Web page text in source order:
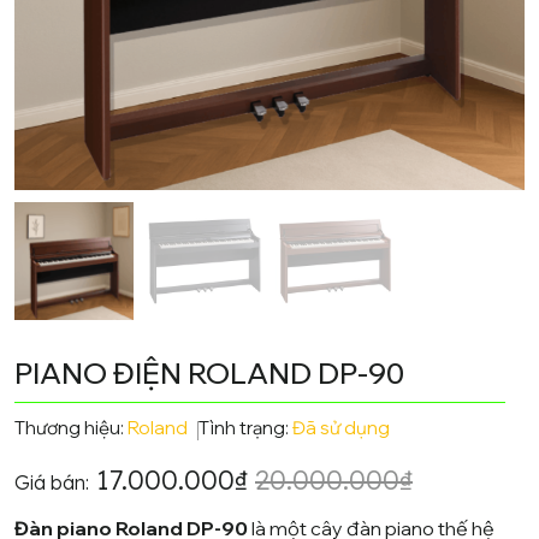
PIANO ĐIỆN ROLAND DP-90
Thương hiệu: Roland Tình trạng: Đã sử dụng
Giá bán: 17.000.000₫ 20.000.000₫
Đàn piano Roland DP-90là một cây đàn piano thế hệ